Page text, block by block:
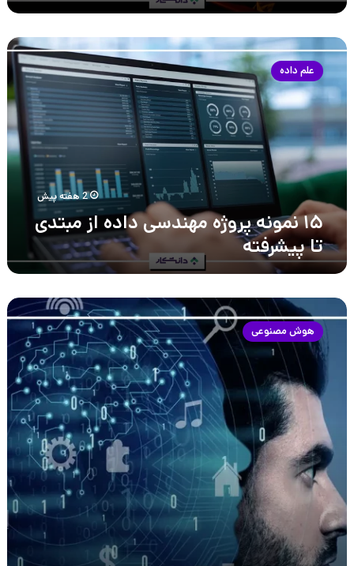
۱۵
پروژه
مهندسی
داده
مبتدی
تا
پیشرفته
علم داده
2 هفته پیش
۱۵ نمونه پروژه مهندسی داده از مبتدی
تا پیشرفته
کاربرد
هوش
مصنوعی
چیست؟
هوش مصنوعی